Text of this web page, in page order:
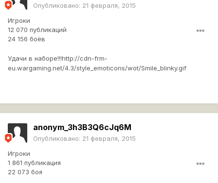
Опубликовано: 21 февраля, 2015
Игроки
12 070 публикаций
24 156 боёв
Удачи в наборе!!!http://cdn-frm-
eu.wargaming.net/4.3/style_emoticons/wot/Smile_blinky.gif
anonym_3h3B3Q6cJq6M
Опубликовано: 21 февраля, 2015
Игроки
1 861 публикация
22 073 боя